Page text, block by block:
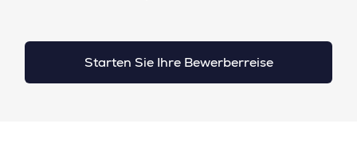
Starten Sie Ihre Bewerberreise